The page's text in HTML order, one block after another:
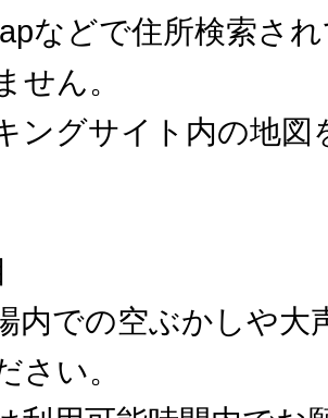
などで住所検索さ
せん。
ングサイト内の地図
内での空ぶかしや大
さい。